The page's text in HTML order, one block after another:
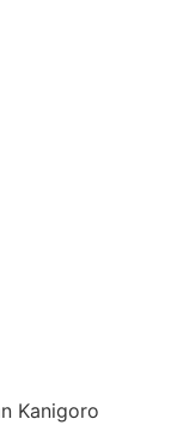
Kanigoro